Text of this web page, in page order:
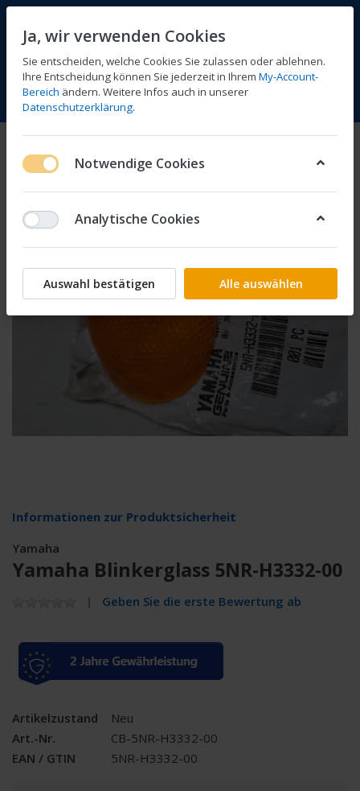
Menü Anmelden Vergleichen Wunschliste
Informationen zur Produktsicherheit
Yamaha
Yamaha Blinkerglass 5NR-H3332-00
Geben Sie die erste Bewertung ab
Artikelzustand
Neu
Art.-Nr.
CB-5NR-H3332-00
EAN / GTIN
5NR-H3332-00
Ja, wir verwenden Cookies
Sie entscheiden, welche Cookies Sie zulassen oder ablehnen.
Ihre Entscheidung können Sie jederzeit in Ihrem My-Account-
Bereich ändern. Weitere Infos auch in unserer
Datenschutzerklärung.
Notwendige Cookies
Analytische Cookies
Auswahl bestätigen Alle auswählen